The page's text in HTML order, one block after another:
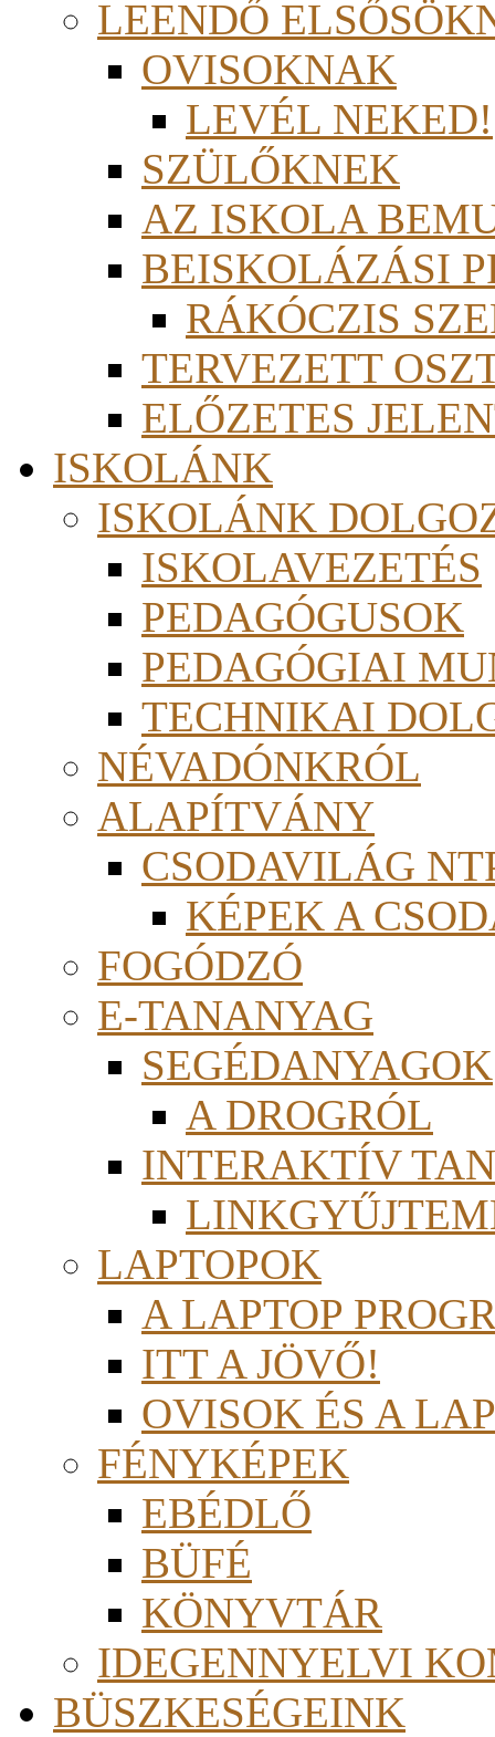
LEENDŐ
OVISOKNAK
LEVÉL NEKED!
SZÜLŐKNEK
AZ ISKOLA
BEISKOLÁZÁSI
RÁKÓCZIS
TERVEZETT
ELŐZETES
ISKOLÁNK
ISKOLÁNK
ISKOLAVEZETÉS
PEDAGÓGUSOK
PEDAGÓGIAI
TECHNIKAI
NÉVADÓNKRÓL
ALAPÍTVÁNY
CSODAVILÁG
KÉPEK A
FOGÓDZÓ
E-TANANYAG
SEGÉDANYAGOK
A DROGRÓL
INTERAKTÍV
LAPTOPOK
A LAPTOP
ITT A JÖVŐ!
OVISOK ÉS A
FÉNYKÉPEK
EBÉDLŐ
BÜFÉ
KÖNYVTÁR
IDEGENNYELVI
BÜSZKESÉGEINK